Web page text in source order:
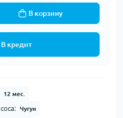
В корзину
В кредит
12 мес.
Чугун